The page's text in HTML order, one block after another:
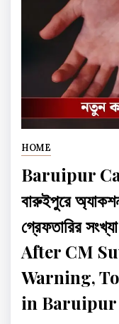
HOME
Baruipur
বারুইপুরে
গ্রেফতারির
After CM
Warning,
in Baruipur